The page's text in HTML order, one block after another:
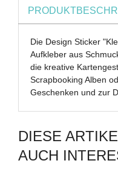
Die Design Sticker
Aufkleber aus
die kreative
Scrapbooking Alben
Geschenken und zur
DIESE
AUCH